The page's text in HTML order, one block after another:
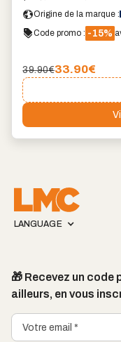
Origine de la marque :
Code promo : -15%
39.90€33.90€
LANGUAGE
🎁 Recevez un code
ailleurs, en vous